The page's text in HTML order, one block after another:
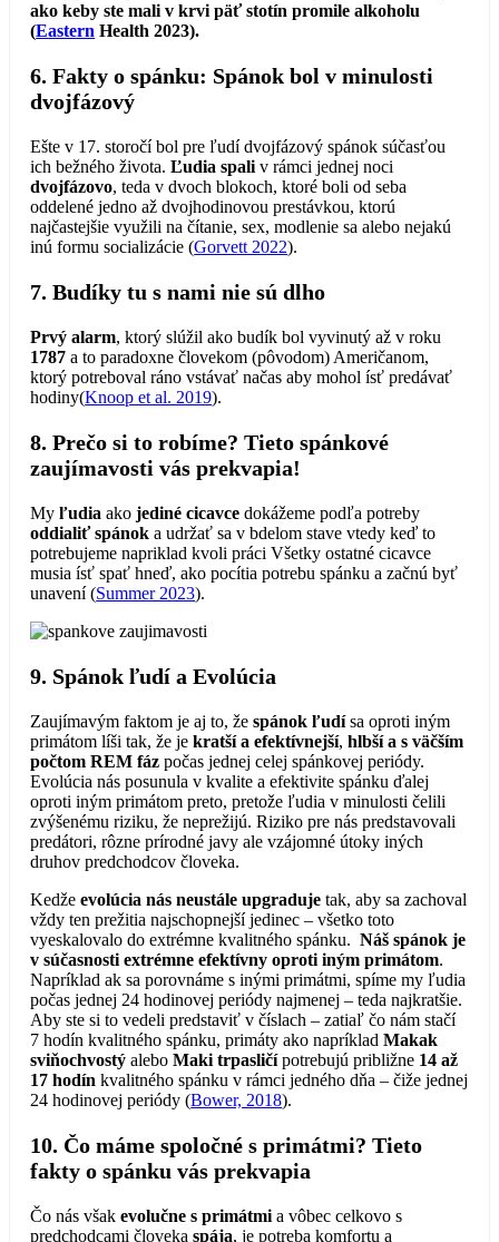
ako keby ste mali v krvi päť stotín promile alkoholu
(Eastern Health 2023).
6. Fakty o spánku: Spánok bol v minulosti
dvojfázový
Ešte v 17. storočí bol pre ľudí dvojfázový spánok súčasťou
ich bežného života.Ľudia spali v rámci jednej noci
dvojfázovo, teda v dvoch blokoch, ktoré boli od seba
oddelené jedno až dvojhodinovou prestávkou, ktorú
najčastejšie využili na čítanie, sex, modlenie sa alebo nejakú
inú formu socializácie (Gorvett 2022).
7. Budíky tu s nami nie sú dlho
Prvý alarm, ktorý slúžil ako budík bol vyvinutý až v roku
1787 a to paradoxne človekom (pôvodom) Američanom,
ktorý potreboval ráno vstávať načas aby mohol ísť predávať
hodiny(Knoop et al. 2019).
8. Prečo si to robíme? Tieto spánkové
zaujímavosti vás prekvapia!
Myľudia akojediné cicavce dokážeme podľa potreby
oddialiť spánok a udržať sa v bdelom stave vtedy keď to
potrebujeme napriklad kvoli práci Všetky ostatné cicavce
musia ísť spať hneď, ako pocítia potrebu spánku a začnú byť
unavení (Summer 2023).
9. Spánok ľudí a Evolúcia
Zaujímavým faktom je aj to, žespánok ľudísa oproti iným
primátom líši tak, že je kratší a efektívnejší,hlbší a s väčším
počtom REM fáz počas jednej celej spánkovej periódy.
Evolúcia nás posunula v kvalite a efektivite spánku ďalej
oproti iným primátom preto, pretože ľudia v minulosti čelili
zvýšenému riziku, že neprežijú. Riziko pre nás predstavovali
predátori, rôzne prírodné javy ale vzájomné útoky iných
druhov predchodcov človeka.
Kedžeevolúcia nás neustále upgraduje tak, aby sa zachoval
vždy ten prežitia najschopnejší jedinec – všetko toto
vyeskalovalo do extrémne kvalitného spánku.Náš spánok je
v súčasnosti extrémne efektívny oproti iným primátom.
Napríklad ak sa porovnáme s inými primátmi, spíme my ľudia
počas jednej 24 hodinovej periódy najmenej – teda najkratšie.
Aby ste si to vedeli predstaviť v číslach – zatiaľ čo nám stačí
7 hodín kvalitného spánku, primáty ako napríkladMakak
sviňochvostý aleboMaki trpasličípotrebujú približne 14 až
17 hodín kvalitného spánku v rámci jedného dňa – čiže jednej
24 hodinovej periódy (Bower, 2018).
10. Čo máme spoločné s primátmi? Tieto
fakty o spánku vás prekvapia
Čo nás všakevolučne s primátmia vôbec celkovo s
predchodcami človekaspája, je potreba komfortu a